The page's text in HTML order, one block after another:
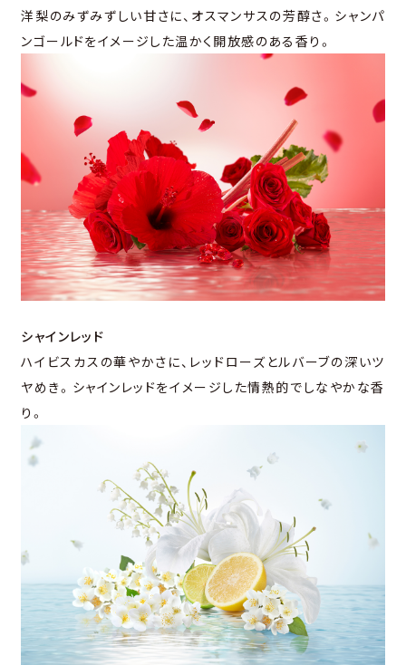
洋梨のみずみずしい甘さに、オスマンサスの芳醇さ。シャンパ
ンゴールドをイメージした温かく開放感のある香り。
シャインレッド
ハイビスカスの華やかさに、レッドローズとルバーブの深いツ
ヤめき。シャインレッドをイメージした情熱的でしなやかな香
り。